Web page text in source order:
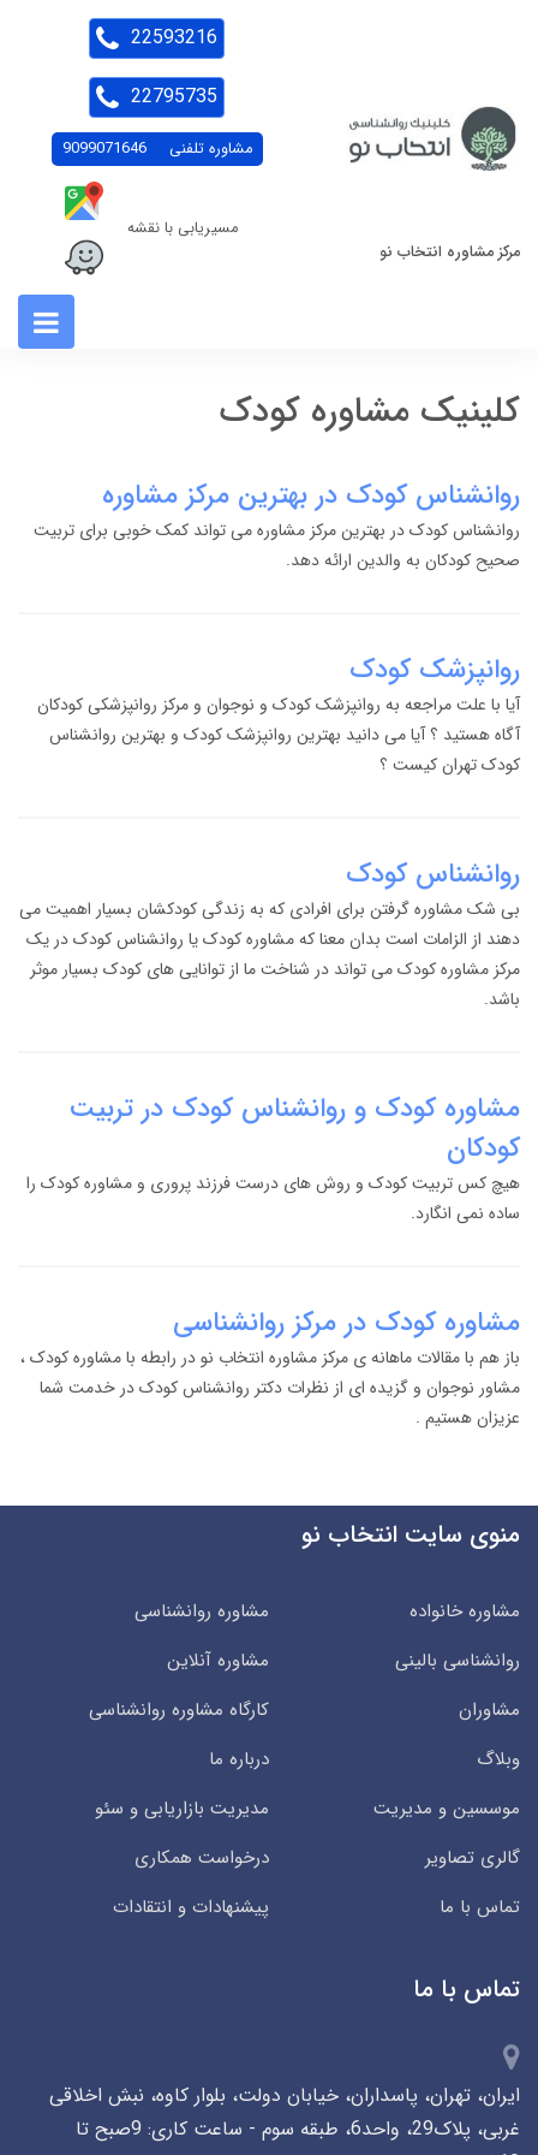
مرکز مشاوره انتخاب نو
مشاوره تلفنی 9099071646
مسیریابی با نقشه
22593216
22795735
کلینیک مشاوره کودک
روانشناس کودک در بهترین مرکز مشاوره
روانشناس کودک در بهترین مرکز مشاوره می تواند کمک خوبی برای تربیت
صحیح کودکان به والدین ارائه دهد.
روانپزشک کودک
آیا با علت مراجعه به روانپزشک کودک و نوجوان و مرکز روانپزشکی کودکان
آگاه هستید ؟ آیا می دانید بهترین روانپزشک کودک و بهترین روانشناس
کودک تهران کیست ؟
روانشناس کودک
بی شک مشاوره گرفتن برای افرادی که به زندگی کودکشان بسیار اهمیت می
دهند از الزامات است بدان معنا که مشاوره کودک یا روانشناس کودک در یک
مرکز مشاوره کودک می تواند در شناخت ما از توانایی های کودک بسیار موثر
باشد.
مشاوره کودک و روانشناس کودک در تربیت
کودکان
هیچ کس تربیت کودک و روش های درست فرزند پروری و مشاوره کودک را
ساده نمی انگارد.
مشاوره کودک در مرکز روانشناسی
باز هم با مقالات ماهانه ی مرکز مشاوره انتخاب نو در رابطه با مشاوره کودک ،
مشاور نوجوان و گزیده ای از نظرات دکتر روانشناس کودک در خدمت شما
عزیزان هستیم .
منوی سایت انتخاب نو
مشاوره خانواده
مشاوره روانشناسی
روانشناسی بالینی
مشاوره آنلاین
مشاوران
کارگاه مشاوره روانشناسی
وبلاگ
درباره ما
موسسین و مدیریت
مدیریت بازاریابی و سئو
گالری تصاویر
درخواست همکاری
تماس با ما
پیشنهادات و انتقادات
تماس با ما
ایران، تهران، پاسداران، خیابان دولت، بلوار کاوه، نبش اخلاقی
غربی، پلاک29، واحد6، طبقه سوم - ساعت کاری: 9صبح تا